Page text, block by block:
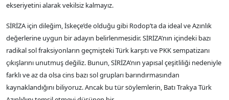
ekseriyetini alarak vekilsiz kalmayız.
SİRİZA için dileğim, İskeçe’de olduğu gibi Rodop’ta da ideal ve Azınlık
değerlerine uygun bir adayın belirlenmesidir. SİRİZA’nın içindeki bazı
radikal sol fraksiyonların geçmişteki Türk karşıtı ve PKK sempatizanı
çıkışlarını unutmuş değiliz. Bunun, SİRİZA’nın yapısal çeşitliliği nedeniyle
farklı ve az da olsa cins bazı sol grupları barındırmasından
kaynaklandığını biliyoruz. Ancak bu tür söylemlerin, Batı Trakya Türk